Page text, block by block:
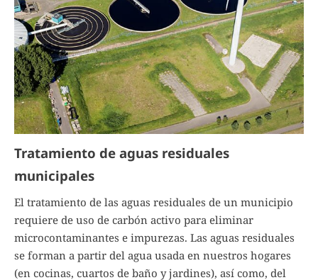
Tratamiento de aguas residuales
municipales
El tratamiento de las aguas residuales de un municipio
requiere de uso de carbón activo para eliminar
microcontaminantes e impurezas. Las aguas residuales
se forman a partir del agua usada en nuestros hogares
(en cocinas, cuartos de baño y jardines), así como, del